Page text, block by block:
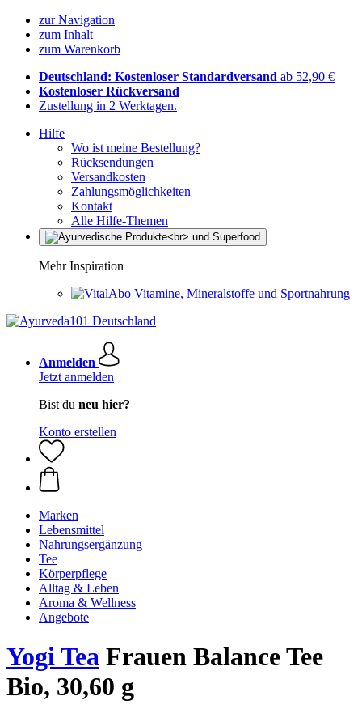
zur Navigation
zum Inhalt
zum Warenkorb
Deutschland: Kostenloser Standardversand ab 52,90 €
Kostenloser Rückversand
Zustellung in 2 Werktagen.
Hilfe
Wo ist meine Bestellung?
Rücksendungen
Versandkosten
Zahlungsmöglichkeiten
Kontakt
Alle Hilfe-Themen
Mehr Inspiration
Vitamine, Mineralstoffe und Sportnahrung
Anmelden
Jetzt anmelden
Bist du neu hier?
Konto erstellen
Marken
Lebensmittel
Nahrungsergänzung
Tee
Körperpflege
Alltag & Leben
Aroma & Wellness
Angebote
Yogi Tea Frauen Balance Tee
Bio, 30,60 g